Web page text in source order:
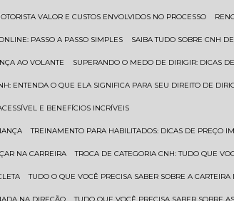
VALOR E CUSTOS ENVOLVIDOS NO PROCESSO
PASSO A PASSO SIMPLES SAIBA TUDO SOBRE CNH
AO VOLANTE SUPERANDO O MEDO DE DIRIGIR: DICAS
ENTENDA O QUE ELA SIGNIFICA PARA SEU DIREITO DE
E BENEFÍCIOS INCRÍVEIS
TREINAMENTO PARA HABILITADOS: DICAS DE PREÇO
NA CARREIRA TROCA DE CATEGORIA CNH: TUDO QUE
TUDO O QUE VOCÊ PRECISA SABER SOBRE A